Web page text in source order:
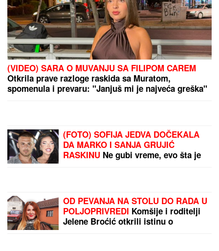
(VIDEO) SARA O MUVANJU SA FILIPOM CAREM
Otkrila prave razloge raskida sa Muratom,
spomenula i prevaru: "Janjuš mi je najveća greška"
(FOTO) SOFIJA JEDVA DOČEKALA
DA MARKO I SANJA GRUJIĆ
RASKINU Ne gubi vreme, evo šta je
OD PEVANJA NA STOLU DO RADA U
POLJOPRIVREDI Komšije i roditelji
Jelene Broćić otkrili istinu o